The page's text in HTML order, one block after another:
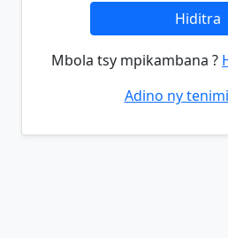
Hiditra
Mbola tsy mpikambana ?
Adino ny